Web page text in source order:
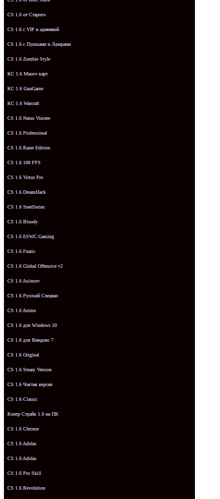
CS 1.6 от Старого
CS 1.6 с VIP и админкой
CS 1.6 с Пушками и Лазерами
CS 1.6 Zombie Style
КС 1.6 Много карт
КС 1.6 GunGame
КС 1.6 Warcraft
CS 1.6 Natus Vincere
CS 1.6 Professional
CS 1.6 Razer Edition
CS 1.6 100 FPS
CS 1.6 Virtus Pro
CS 1.6 DreamHack
CS 1.6 SteelSeries
CS 1.6 Bloody
CS 1.6 ESWC Gaming
CS 1.6 Fnatic
CS 1.6 Global Offensive v2
CS 1.6 Asiimov
CS 1.6 Русский Спецназ
CS 1.6 Anime
CS 1.6 для Windows 10
CS 1.6 для Виндовс 7
CS 1.6 Original
CS 1.6 Steam Version
CS 1.6 Чистая версия
CS 1.6 Classic
Контр Страйк 1.6 на ПК
CS 1.6 Chrome
CS 1.6 Adidas
CS 1.6 Adidas
CS 1.6 Pro Skill
CS 1.6 Revolution